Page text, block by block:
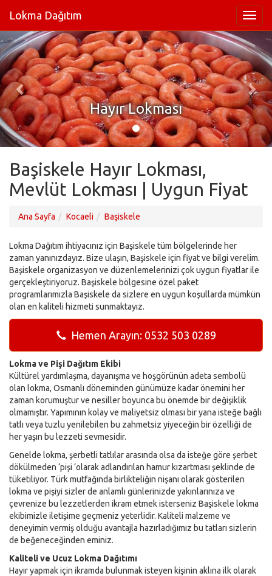
Lokma Dağıtım
Hayır Lokması
Başiskele Hayır Lokması,
Mevlüt Lokması | Uygun Fiyat
Ana Sayfa Kocaeli Başiskele
Lokma Dağıtım ihtiyacınız için Başiskele tüm bölgelerinde her
zaman yanınızdayız. Bize ulaşın, Başiskele için fiyat ve bilgi verelim.
Başiskele organizasyon ve düzenlemelerinizi çok uygun fiyatlar ile
gerçekleştiriyoruz. Başiskele bölgesine özel paket
programlarımızla Başiskele da sizlere en uygun koşullarda mümkün
olan en kaliteli hizmeti sunmaktayız.
Hemen Arayın: 0532 503 0289
Lokma ve Pişi Dağıtım Ekibi
Kültürel yardımlaşma, dayanışma ve hoşgörünün adeta sembolü
olan lokma, Osmanlı döneminden günümüze kadar önemini her
zaman korumuştur ve nesiller boyunca bu önemde bir değişiklik
olmamıştır. Yapımının kolay ve maliyetsiz olması bir yana isteğe bağlı
tatlı veya tuzlu yenilebilen bu zahmetsiz yiyeceğin bir özelliği de
her yaşın bu lezzeti sevmesidir.
Genelde lokma, şerbetli tatlılar arasında olsa da isteğe göre şerbet
dökülmeden ‘pişi ‘olarak adlandırılan hamur kızartması şeklinde de
tüketiliyor. Türk mutfağında birlikteliğin nişanı olarak gösterilen
lokma ve pişiyi sizler de anlamlı günlerinizde yakınlarınıza ve
çevrenize bu lezzetlerden ikram etmek isterseniz Başiskele lokma
ekibimizle iletişime geçmeniz yeterlidir. Kaliteli malzeme ve
deneyimin vermiş olduğu avantajla hazırladığımız bu tatları sizlerin
de beğeneceğinden eminiz.
Kaliteli ve Ucuz Lokma Dağıtımı
Hayır yapmak için ikramda bulunmak isteyen kişinin aklına ilk olarak